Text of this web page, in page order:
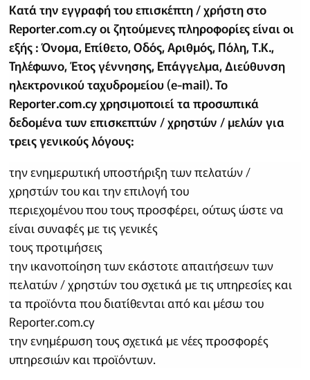
Κατά την εγγραφή του επισκέπτη / χρήστη στο
Reporter.com.cy οι ζητούμενες πληροφορίες είναι οι
εξής : Όνομα, Επίθετο, Οδός, Αριθμός, Πόλη, Τ.Κ.,
Τηλέφωνο, Έτος γέννησης, Επάγγελμα, Διεύθυνση
ηλεκτρονικού ταχυδρομείου (e-mail). Το
Reporter.com.cy χρησιμοποιεί τα προσωπικά
δεδομένα των επισκεπτών / χρηστών / μελών για
τρεις γενικούς λόγους:
την ενημερωτική υποστήριξη των πελατών /
χρηστών του και την επιλογή του
περιεχομένου που τους προσφέρει, ούτως ώστε να
είναι συναφές με τις γενικές
τους προτιμήσεις
την ικανοποίηση των εκάστοτε απαιτήσεων των
πελατών / χρηστών του σχετικά με τις υπηρεσίες και
τα προϊόντα που διατίθενται από και μέσω του
Reporter.com.cy
την ενημέρωση τους σχετικά με νέες προσφορές
υπηρεσιών και προϊόντων.